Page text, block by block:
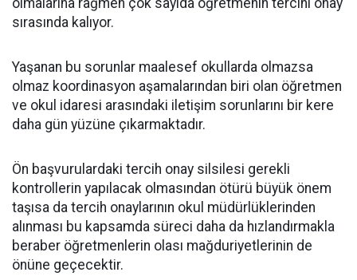
olmalarına rağmen çok sayıda öğretmenin tercihi onay
sırasında kalıyor.
Yaşanan bu sorunlar maalesef okullarda olmazsa
olmaz koordinasyon aşamalarından biri olan öğretmen
ve okul idaresi arasındaki iletişim sorunlarını bir kere
daha gün yüzüne çıkarmaktadır.
Ön başvurulardaki tercih onay silsilesi gerekli
kontrollerin yapılacak olmasından ötürü büyük önem
taşısa da tercih onaylarının okul müdürlüklerinden
alınması bu kapsamda süreci daha da hızlandırmakla
beraber öğretmenlerin olası mağduriyetlerinin de
önüne geçecektir.